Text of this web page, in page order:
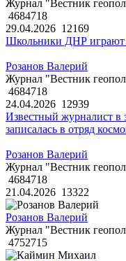
Журнал "Вестник
4684718
29.04.2026 12169
Школьники ДНР играют
Розанов Валерий
Журнал "Вестник
4684718
24.04.2026 12939
Известный журналист в
записалась в отряд
Розанов Валерий
Журнал "Вестник
4684718
21.04.2026 13322
Розанов Валерий
Журнал "Вестник
4752715